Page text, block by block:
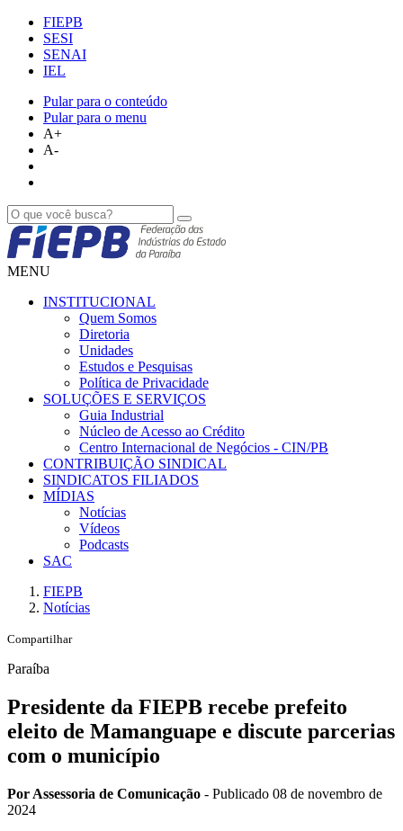
FIEPB
SESI
SENAI
IEL
Pular para o conteúdo
Pular para o menu
A+
A-
MENU
INSTITUCIONAL
Quem Somos
Diretoria
Unidades
Estudos e Pesquisas
Política de Privacidade
SOLUÇÕES E SERVIÇOS
Guia Industrial
Núcleo de Acesso ao Crédito
Centro Internacional de Negócios - CIN/PB
CONTRIBUIÇÃO SINDICAL
SINDICATOS FILIADOS
MÍDIAS
Notícias
Vídeos
Podcasts
SAC
FIEPB
Notícias
Compartilhar
Paraíba
Presidente da FIEPB recebe prefeito
eleito de Mamanguape e discute parcerias
com o município
Por Assessoria de Comunicação - Publicado 08 de novembro de
2024